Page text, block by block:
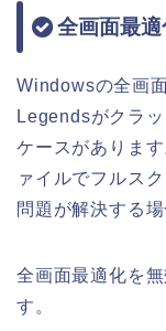
全画面最
Windowsの全画
Legendsがクラ
ケースがありま
ァイルでフルス
問題が解決する
全画面最適化を
す。